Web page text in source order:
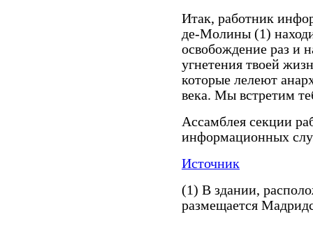
Итак, работник
де-Молины (1)
освобождение раз и
угнетения твоей
которые лелеют
века. Мы встретим
Ассамблея секции
информационных
Источник
(1) В здании,
размещается